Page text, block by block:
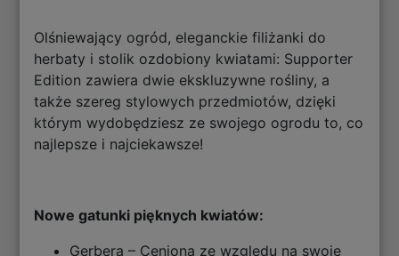
Olśniewający ogród, eleganckie filiżanki do
herbaty i stolik ozdobiony kwiatami: Supporter
Edition zawiera dwie ekskluzywne rośliny, a
także szereg stylowych przedmiotów, dzięki
którym wydobędziesz ze swojego ogrodu to, co
najlepsze i najciekawsze!
Nowe gatunki pięknych kwiatów:
Gerbera – Ceniona ze względu na swoje